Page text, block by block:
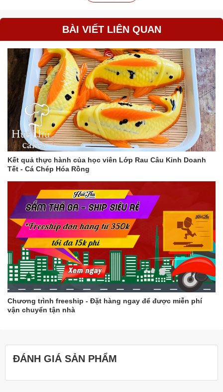
BÀI VIẾT LIÊN QUAN
Kết quả thực hành của học viên Lớp Rau Câu Kinh Doanh
Tết - Cá Chép Hóa Rồng
Chương trình freeship - Đặt hàng ngay để được miễn phí
vận chuyển tận nhà
ĐÁNH GIÁ SẢN PHẨM